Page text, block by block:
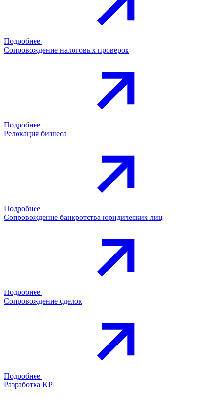
Подробнее
Сопровождение налоговых проверок
Подробнее
Релокация бизнеса
Подробнее
Сопровождение банкротства юридических лиц
Подробнее
Сопровождение сделок
Подробнее
Разработка KPI